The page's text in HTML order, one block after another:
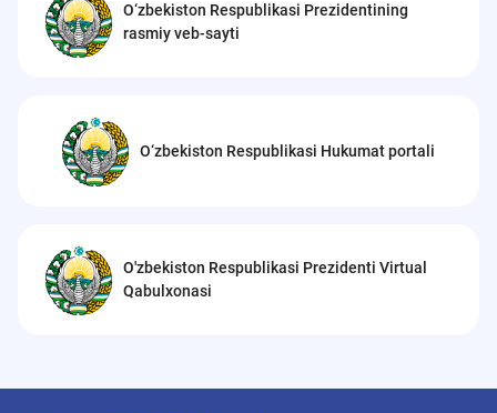
O‘zbekiston Respublikasi Prezidentining
rasmiy veb-sayti
O‘zbekiston Respublikasi Hukumat portali
O'zbekiston Respublikasi Prezidenti Virtual
Qabulxonasi